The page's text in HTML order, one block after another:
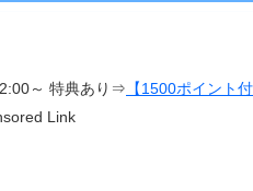
【1500ポイント付き】超RIZIN /
Link